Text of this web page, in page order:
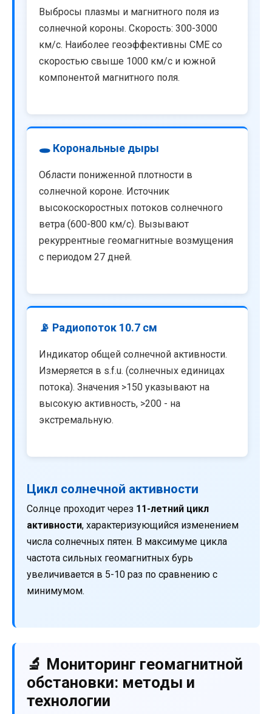
Выбросы плазмы и магнитного поля из
солнечной короны. Скорость: 300-3000
км/с. Наиболее геоэффективны CME со
скоростью свыше 1000 км/с и южной
компонентой магнитного поля.
🕳️ Корональные дыры
Области пониженной плотности в
солнечной короне. Источник
высокоскоростных потоков солнечного
ветра (600-800 км/с). Вызывают
рекуррентные геомагнитные возмущения
с периодом 27 дней.
📡 Радиопоток 10.7 см
Индикатор общей солнечной активности.
Измеряется в s.f.u. (солнечных единицах
потока). Значения >150 указывают на
высокую активность, >200 - на
экстремальную.
Цикл солнечной активности
Солнце проходит через 11-летний цикл
активности, характеризующийся изменением
числа солнечных пятен. В максимуме цикла
частота сильных геомагнитных бурь
увеличивается в 5-10 раз по сравнению с
минимумом.
🔬 Мониторинг геомагнитной
обстановки: методы и
технологии